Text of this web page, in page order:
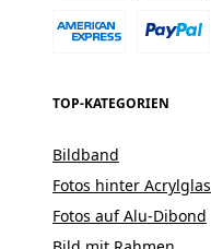
TOP-KATEGORIEN
Bildband
Fotos hinter Acrylglas
Fotos auf Alu-Dibond